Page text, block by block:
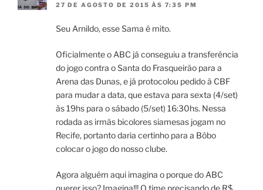
27 DE AGOSTO DE 2015 ÀS 7:35 PM
Seu Arnildo, esse Sama é mito.
Oficialmente o ABC já conseguiu a transferência
do jogo contra o Santa do Frasqueirão para a
Arena das Dunas, e já protocolou pedido à CBF
para mudar a data, que estava para sexta (4/set)
às 19hs para o sábado (5/set) 16:30hs. Nessa
rodada as irmãs bicolores siamesas jogam no
Recife, portanto daria certinho para a Bôbo
colocar o jogo do nosso clube.
Agora alguém aqui imagina o porque do ABC
querer isso? Imagina!!! O time precisando de R$,